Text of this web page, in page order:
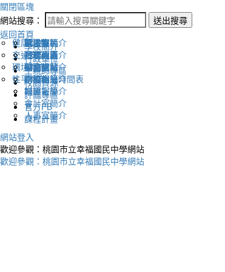
關閉區塊
網站搜尋：
送出搜尋
返回首頁
學校簡介
認識幸福
地理位置
英文網站
幸福相簿
媒體報導
行政單位
校長室簡介
教務處簡介
學務處簡介
總務處簡介
輔導室簡介
會計室簡介
人事室簡介
生親師專區
新生專區
升學專區
圖書館藏
學校作息時間表
校園資源
電子報
下載列表
評鑑專區
健康促進
交通安全
環境教育
性平教育
官方FB
課程計畫
網站登入
歡迎參觀：桃園市立幸福國民中學網站
歡迎參觀：桃園市立幸福國民中學網站